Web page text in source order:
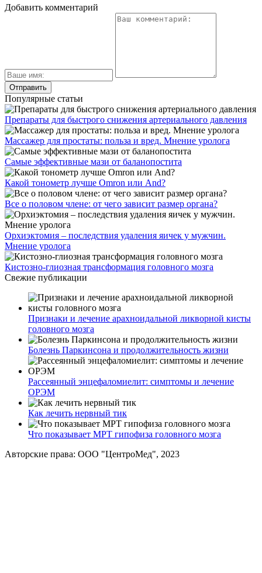
Добавить комментарий
Популярные статьи
Препараты для быстрого снижения артериального давления
Массажер для простаты: польза и вред. Мнение уролога
Самые эффективные мази от баланопостита
Какой тонометр лучше Omron или And?
Все о половом члене: от чего зависит размер органа?
Орхиэктомия – последствия удаления яичек у мужчин.
Мнение уролога
Кистозно-глиозная трансформация головного мозга
Свежие публикации
Признаки и лечение арахноидальной ликворной кисты
головного мозга
Болезнь Паркинсона и продолжительность жизни
Рассеянный энцефаломиелит: симптомы и лечение
ОРЭМ
Как лечить нервный тик
Что показывает МРТ гипофиза головного мозга
Авторские права: ООО "ЦентроМед", 2023